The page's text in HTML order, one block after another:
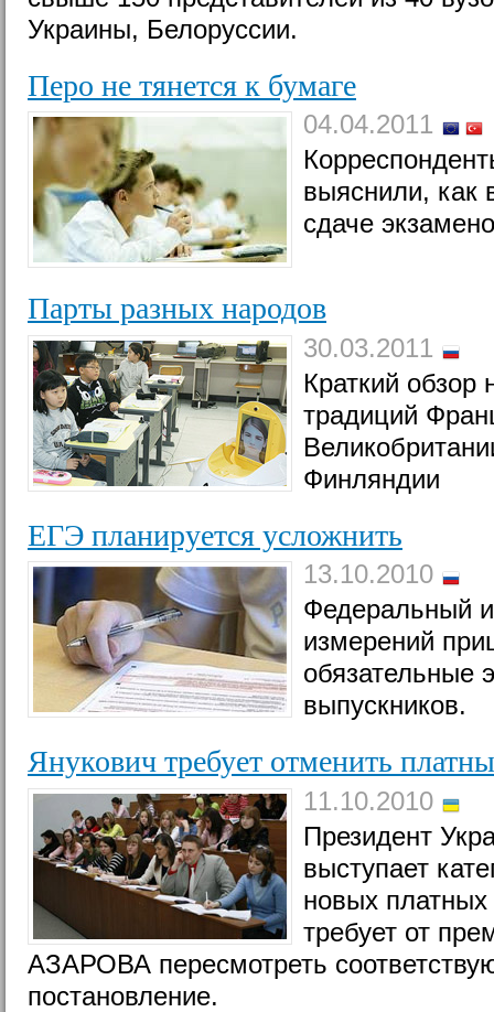
Украины, Белоруссии.
Перо не тянется к бумаге
04.04.2011
выяснили, как
сдаче
Парты разных народов
30.03.2011
Краткий
традиций
Финляндии
ЕГЭ планируется усложнить
13.10.2010
Федеральный
измерений
обязательные
выпускников.
Янукович требует отменить
11.10.2010
Президент
выступает
новых платных
требует от
АЗАРОВА пересмотреть
постановление.